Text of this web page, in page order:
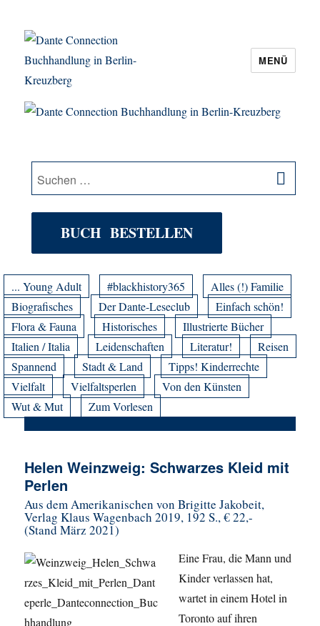
Dante Connection Buchhandlung in
MENÜ
Suche
nach:
BUCH BESTELLEN
... Young Adult #blackhistory365
Alles (!) Familie
Biografisches
Der Dante-Leseclub
Einfach schön!
Flora & Fauna
Historisches
Illustrierte Bücher
Italien / Italia
Leidenschaften Literatur!
Reisen
Spannend
Stadt & Land
Tipps! Kinderrechte
Vielfalt
Vielfaltsperlen
Von den Künsten
Wut & Mut
Zum Vorlesen
Helen Weinzweig: Schwarzes Kleid mit
Perlen
Aus dem Amerikanischen von Brigitte Jakobeit,
Verlag Klaus Wagenbach 2019, 192 S., € 22,-
(Stand März 2021)
Eine Frau, die Mann und
Kinder verlassen hat,
wartet in einem Hotel in
Toronto auf ihren